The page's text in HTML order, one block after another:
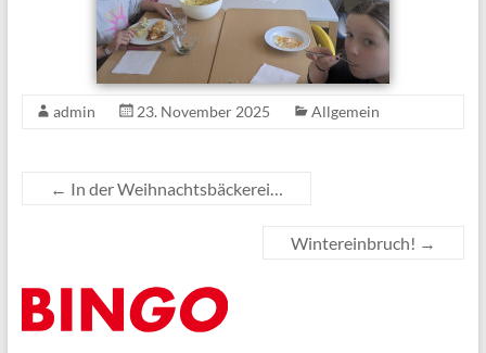
admin 23. November 2025 Allgemein
← In der Weihnachtsbäckerei…
Wintereinbruch! →